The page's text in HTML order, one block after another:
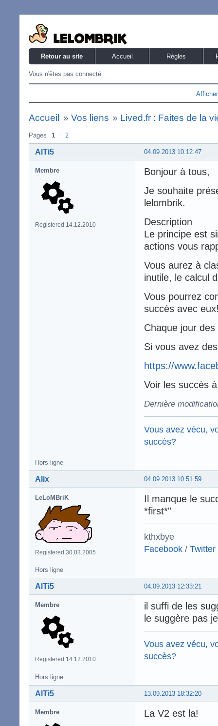
Retour au site Accueil Règles
Vous n'êtes pas connecté.
Accueil » Vos liens » Lived.fr : Faites de la
Pages 1 2
04.09.2013 10:12:47
AlTi5
Membre
Registered 14.12.2010
Bonjour à tous,
Je souhaite
lelombrik.
Description
Le principe est
actions vous
Vous aurez à
inutile, le calcul
Vous pourrez
succès avec
Chaque jour
Si vous avez
https://
Voir les succès
Dernière
Vous avez vécu,
succès?
Hors ligne
04.09.2013 10:51:59
Alix
LeLoMBriK
Registered 30.03.2005
Il manque le
*first*"
kthxbye
Facebook / Twitter
Hors ligne
04.09.2013 12:33:21
AlTi5
Membre
Registered 14.12.2010
il suffi de les
le suggère pas
Vous avez vécu,
succès?
Hors ligne
13.09.2013 18:32:20
AlTi5
Membre
La V2 est la!